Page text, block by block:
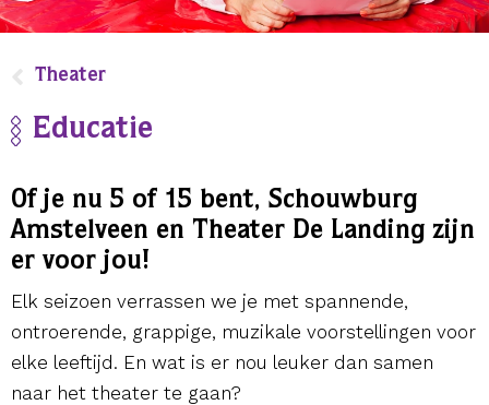
Theater
Educatie
Of je nu 5 of 15 bent, Schouwburg
Amstelveen en Theater De Landing zijn
er voor jou!
Elk seizoen verrassen we je met spannende,
ontroerende, grappige, muzikale voorstellingen voor
elke leeftijd. En wat is er nou leuker dan samen
naar het theater te gaan?